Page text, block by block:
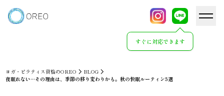
すぐに対応できます
ヨガ・ピラティス資格のOREO
BLOG
夜眠れない…その理由は、季節の移り変わりかも。秋の快眠ルーティン5選